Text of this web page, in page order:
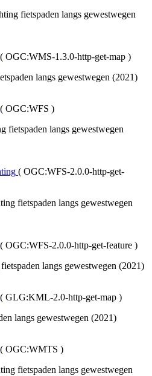
fietspaden langs gewestwegen
( OGC:WMS-1.3.0-http-get-map )
langs gewestwegen (2021)
( OGC:WFS )
fietspaden langs gewestwegen
( OGC:WFS-2.0.0-http-get-
fietspaden langs gewestwegen
( OGC:WFS-2.0.0-http-get-feature )
langs gewestwegen (2021)
( GLG:KML-2.0-http-get-map )
langs gewestwegen (2021)
( OGC:WMTS )
fietspaden langs gewestwegen